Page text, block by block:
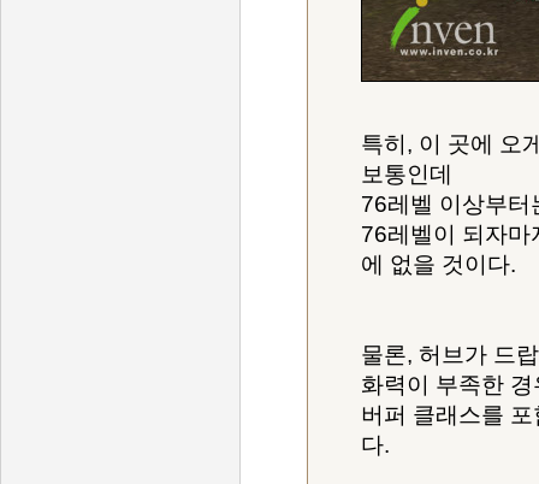
특히, 이 곳에 오
보통인데
76레벨 이상부터
76레벨이 되자마
에 없을 것이다.
물론, 허브가 드
화력이 부족한
버퍼 클래스를
다.